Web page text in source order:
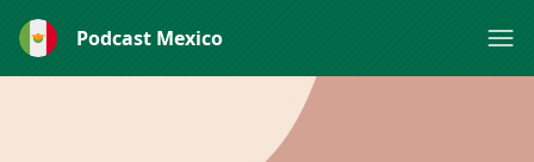
Podcast Mexico